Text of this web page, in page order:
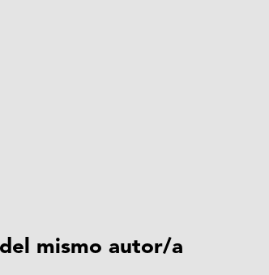
mismo autor/a